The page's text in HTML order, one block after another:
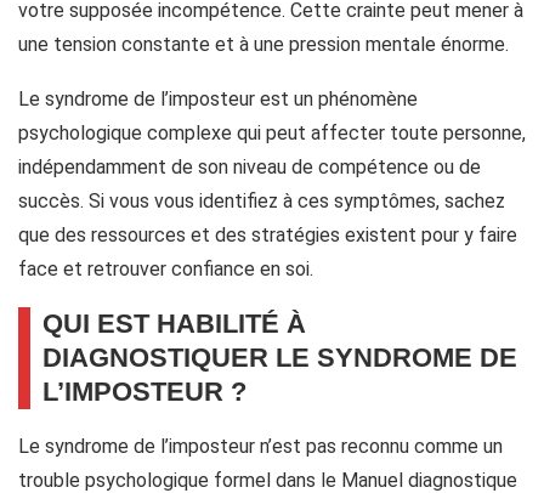
votre supposée incompétence. Cette crainte peut mener à
une tension constante et à une pression mentale énorme.
Le syndrome de l’imposteur est un phénomène
psychologique complexe qui peut affecter toute personne,
indépendamment de son niveau de compétence ou de
succès. Si vous vous identifiez à ces symptômes, sachez
que des ressources et des stratégies existent pour y faire
face et retrouver confiance en soi.
QUI EST HABILITÉ À
DIAGNOSTIQUER LE SYNDROME DE
L’IMPOSTEUR ?
Le syndrome de l’imposteur n’est pas reconnu comme un
trouble psychologique formel dans le Manuel diagnostique